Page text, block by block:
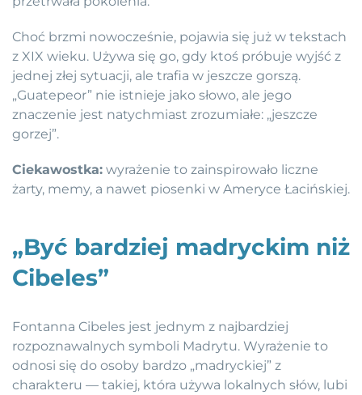
Choć brzmi nowocześnie, pojawia się już w tekstach
z XIX wieku. Używa się go, gdy ktoś próbuje wyjść z
jednej złej sytuacji, ale trafia w jeszcze gorszą.
„Guatepeor” nie istnieje jako słowo, ale jego
znaczenie jest natychmiast zrozumiałe: „jeszcze
gorzej”.
Ciekawostka: wyrażenie to zainspirowało liczne
żarty, memy, a nawet piosenki w Ameryce Łacińskiej.
„Być bardziej madryckim niż
Cibeles”
Fontanna Cibeles jest jednym z najbardziej
rozpoznawalnych symboli Madrytu. Wyrażenie to
odnosi się do osoby bardzo „madryckiej” z
charakteru — takiej, która używa lokalnych słów, lubi